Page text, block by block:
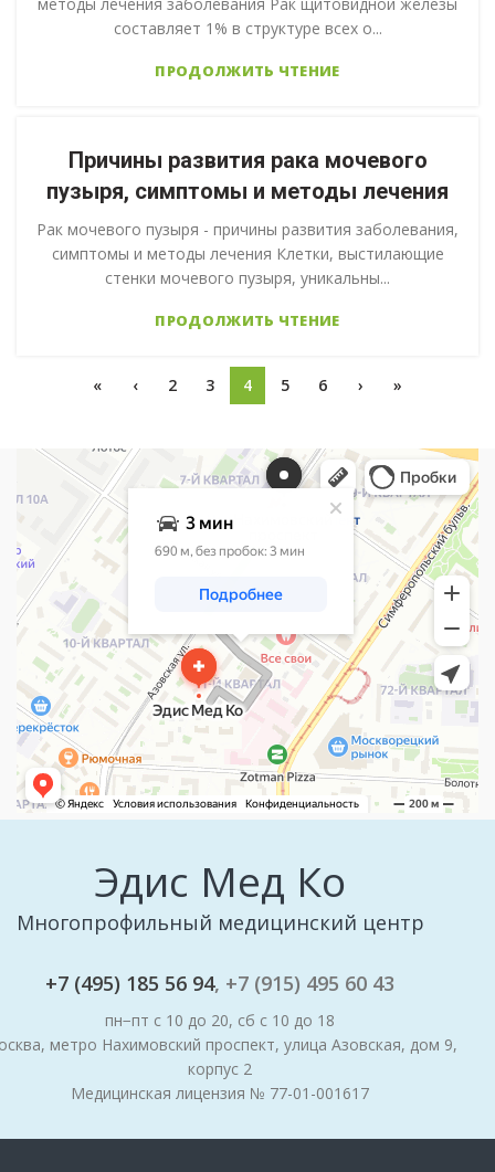
составляет 1% в структуре всех о...
ПРОДОЛЖИТЬ ЧТЕНИЕ
Причины развития рака мочевого
пузыря, симптомы и методы лечения
Рак мочевого пузыря - причины развития заболевания,
симптомы и методы лечения Клетки, выстилающие
стенки мочевого пузыря, уникальны...
ПРОДОЛЖИТЬ ЧТЕНИЕ
« ‹ 2 3 4 5 6 › »
Эдис Мед Ко
Многопрофильный медицинский центр
+7 (495) 185 56 94, +7 (915) 495 60 43
пн−пт с 10 до 20, сб с 10 до 18
метро Нахимовский проспект, улица Азовская, дом 9,
корпус 2
Медицинская лицензия № 77-01-001617